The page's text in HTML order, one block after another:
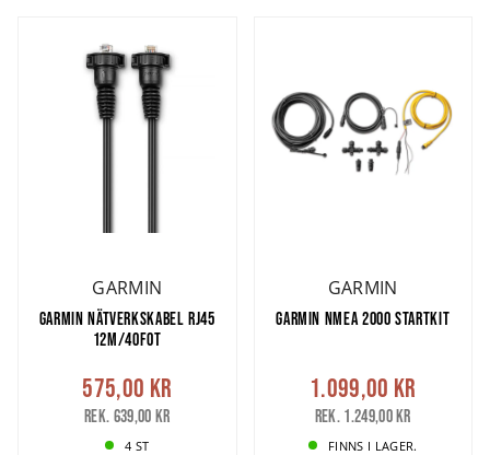
GARMIN
GARMIN NÄTVERKSKABEL RJ45
12M/40FOT
575,00 kr
Rek. 639,00 kr
4 ST
GARMIN
GARMIN NMEA 2000 STARTKIT
1.099,00 kr
Rek. 1.249,00 kr
FINNS I LAGER.